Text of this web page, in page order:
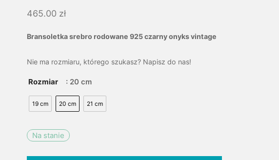
465.00 zł
Bransoletka srebro rodowane 925 czarny onyks vintage
Nie ma rozmiaru, którego szukasz? Napisz do nas!
Rozmiar : 20 cm
19 cm 20 cm 21 cm
Na stanie